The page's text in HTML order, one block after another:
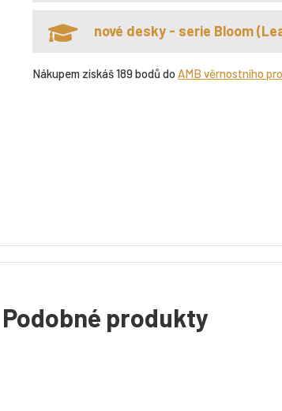
nové desky - serie Bloom
Nákupem získáš 189 bodů do AMB věrnostního
Podobné produkty